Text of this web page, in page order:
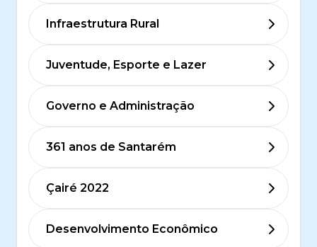
Infraestrutura Rural
Juventude, Esporte e Lazer
Governo e Administração
361 anos de Santarém
Çairé 2022
Desenvolvimento Econômico